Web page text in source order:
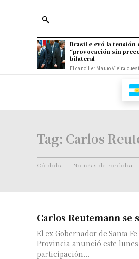
Brasil elevó la tensión
“provocación sin
bilateral
El canciller Mauro Vieira
Tag: Carlos
Córdoba Noticias de cordoba
Carlos Reutemann se
El ex Gobernador de Santa
Provincia anunció este
participación...